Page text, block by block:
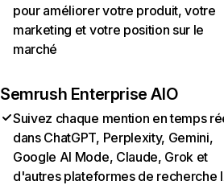
pour améliorer votre produit, votre
marketing et votre position sur le
marché
Semrush Enterprise AIO
Suivez chaque mention en temps
dans ChatGPT, Perplexity, Gemini,
Google AI Mode, Claude, Grok et
d'autres plateformes de recherche